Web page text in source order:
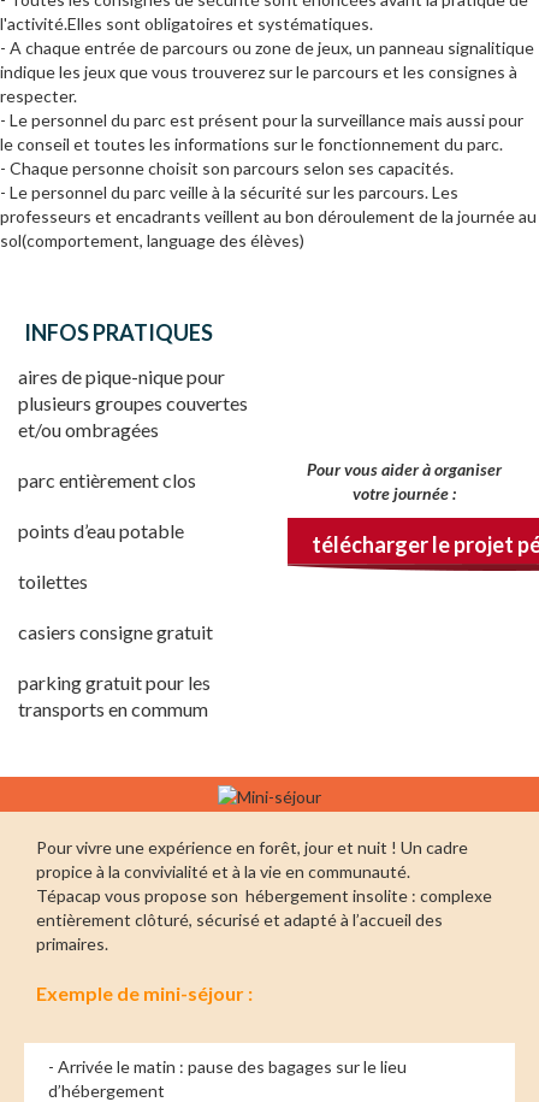
l'activité.Elles sont obligatoires et systématiques.
- A chaque entrée de parcours ou zone de jeux, un panneau signalitique
indique les jeux que vous trouverez sur le parcours et les consignes à
respecter.
- Le personnel du parc est présent pour la surveillance mais aussi pour
le conseil et toutes les informations sur le fonctionnement du parc.
- Chaque personne choisit son parcours selon ses capacités.
- Le personnel du parc veille à la sécurité sur les parcours. Les
professeurs et encadrants veillent au bon déroulement de la journée au
sol(comportement, language des élèves)
INFOS PRATIQUES
aires de pique-nique pour
plusieurs groupes couvertes
et/ou ombragées
parc entièrement clos
points d’eau potable
toilettes
casiers consigne gratuit
parking gratuit pour les
transports en commum
Pour vous aider à organiser
votre journée :
télécharger le projet
Pour vivre une expérience en forêt, jour et nuit ! Un cadre
propice à la convivialité et à la vie en communauté.
Tépacap vous propose son hébergement insolite : complexe
entièrement clôturé, sécurisé et adapté à l’accueil des
primaires.
Exemple de mini-séjour :
- Arrivée le matin : pause des bagages sur le lieu
d’hébergement